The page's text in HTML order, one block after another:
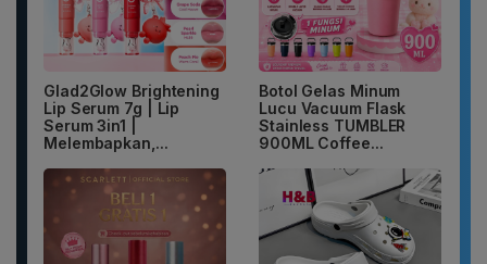
Glad2Glow Brightening
Lip Serum 7g | Lip
Serum 3in1 |
Melembapkan,...
Botol Gelas Minum
Lucu Vacuum Flask
Stainless TUMBLER
900ML Coffee...